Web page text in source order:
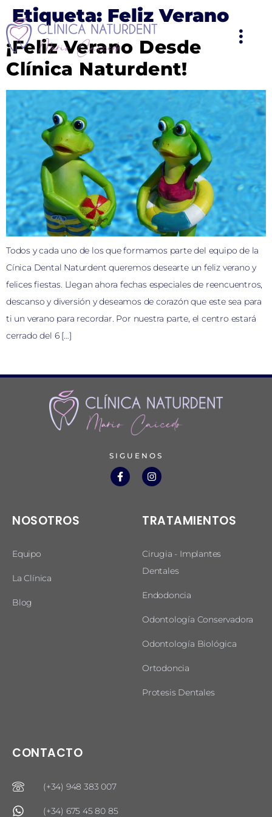
Etiqueta: Feliz Verano
¡Feliz Verano Desde
Clínica Naturdent!
Todos y cada uno de los que formamos parte del equipo de la
Cínica Dental Naturdent queremos desearte un feliz verano y
felices fiestas. Llegan ahora fechas especiales de reencuentros,
descanso y diversión y deseamos de corazón que este sea para
ti un verano para recordar. Por nuestra parte, el centro estará
cerrado del 6 […]
SIGUENOS
NOSOTROS
Equipo
La Clínica
Blog
TRATAMIENTOS
Cirugia - Implantes
Dentales
Endodoncia
Odontología Conservadora
Odontología Biológica
Ortodoncia
Protesis Dentales
CONTACTO
(+34) 948 383 007
(+34) 675 45 80 85